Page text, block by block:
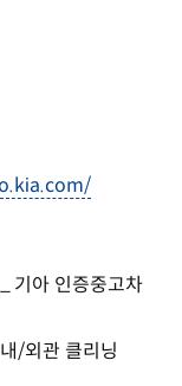
기아 인증중고차
/외관 클리닝